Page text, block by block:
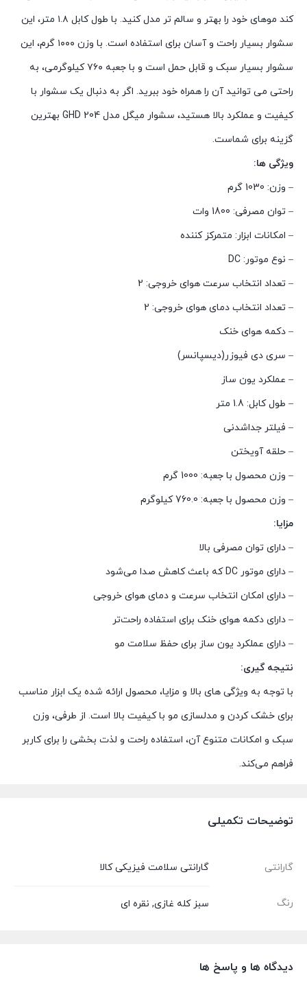
کند موهای خود را بهتر و سالم تر مدل کنید. با طول کابل ۱.۸ متر، این
سشوار بسیار راحت و آسان برای استفاده است. با وزن ۱۰۰۰ گرم، این
سشوار بسیار سبک و قابل حمل است و با جعبه ۷۶۰ کیلوگرمی، به
راحتی می توانید آن را همراه خود ببرید. اگر به دنبال یک سشوار با
کیفیت و عملکرد بالا هستید، سشوار میگل مدل GHD 204 بهترین
گزینه برای شماست.
ویژگی ها:
– وزن: 1030 گرم
– توان مصرفی: 1800 وات
– امکانات ابزار: متمرکز کننده
– نوع موتور: DC
– تعداد انتخاب سرعت هوای خروجی: 2
– تعداد انتخاب دمای هوای خروجی: 2
– دکمه هوای خنک
– سری دی فیوزر(دیسپانسر)
– عملکرد یون ساز
– طول کابل: 1.8 متر
– فیلتر جداشدنی
– حلقه آویختن
– وزن محصول با جعبه: 1000 گرم
– وزن محصول با جعبه: 760.0 کیلوگرم
مزایا:
– دارای توان مصرفی بالا
– دارای موتور DC که باعث کاهش صدا می‌شود
– دارای امکان انتخاب سرعت و دمای هوای خروجی
– دارای دکمه هوای خنک برای استفاده راحت‌تر
– دارای عملکرد یون ساز برای حفظ سلامت مو
نتیجه گیری:
با توجه به ویژگی های بالا و مزایا، محصول ارائه شده یک ابزار مناسب
برای خشک کردن و مدلسازی مو با کیفیت بالا است. از طرفی، وزن
سبک و امکانات متنوع آن، استفاده راحت و لذت بخشی را برای کاربر
فراهم می‌کند.
توضیحات تکمیلی
گارانتی گارانتی سلامت فیزیکی کالا
رنگ سبز کله غازی, نقره ای
دیدگاه ها و پاسخ ها